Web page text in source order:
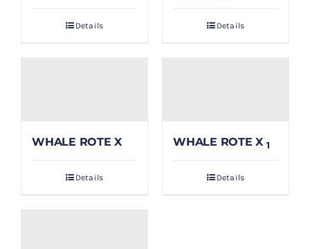
Details Details
WHALE ROTE X
Details
WHALE ROTE X 1
Details